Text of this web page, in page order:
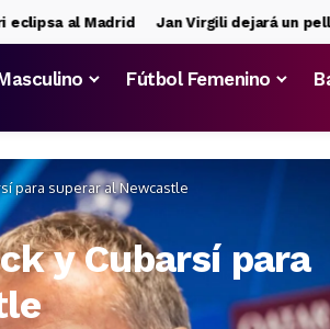
al Madrid Jan Virgili dejará un pellizco
Fútbol Femenino
para superar al Newcastle
y Cubarsí para